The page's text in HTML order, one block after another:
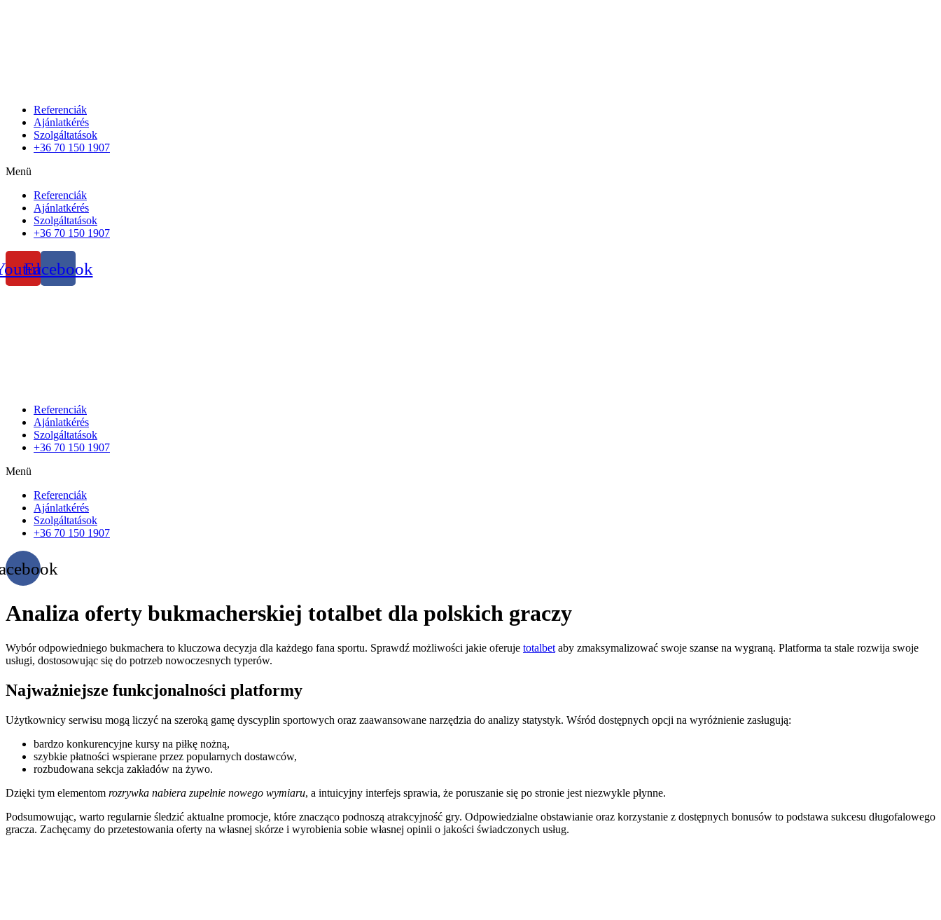
Referenciák
Ajánlatkérés
Szolgáltatások
+36 70 150 1907
Menü
Referenciák
Ajánlatkérés
Szolgáltatások
+36 70 150 1907
Facebook
Referenciák
Ajánlatkérés
Szolgáltatások
+36 70 150 1907
Menü
Referenciák
Ajánlatkérés
Szolgáltatások
+36 70 150 1907
Analiza oferty bukmacherskiej totalbet dla polskich graczy
Wybór odpowiedniego bukmachera to kluczowa decyzja dla każdego fana sportu. Sprawdź możliwości jakie oferuje totalbet aby zmaksymalizować swoje szanse na wygraną. Platforma ta stale rozwija swoje
usługi, dostosowując się do potrzeb nowoczesnych typerów.
Najważniejsze funkcjonalności platformy
Użytkownicy serwisu mogą liczyć na szeroką gamę dyscyplin sportowych oraz zaawansowane narzędzia do analizy statystyk. Wśród dostępnych opcji na wyróżnienie zasługują:
bardzo konkurencyjne kursy na piłkę nożną,
szybkie płatności wspierane przez popularnych dostawców,
rozbudowana sekcja zakładów na żywo.
Dzięki tym elementom rozrywka nabiera zupełnie nowego wymiaru, a intuicyjny interfejs sprawia, że poruszanie się po stronie jest niezwykle płynne.
Podsumowując, warto regularnie śledzić aktualne promocje, które znacząco podnoszą atrakcyjność gry. Odpowiedzialne obstawianie oraz korzystanie z dostępnych bonusów to podstawa sukcesu długofalowego
gracza. Zachęcamy do przetestowania oferty na własnej skórze i wyrobienia sobie własnej opinii o jakości świadczonych usług.